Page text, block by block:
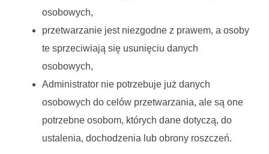
osobowych,
przetwarzanie jest niezgodne z prawem, a osoby
te sprzeciwiają się usunięciu danych
osobowych,
Administrator nie potrzebuje już danych
osobowych do celów przetwarzania, ale są one
potrzebne osobom, których dane dotyczą, do
ustalenia, dochodzenia lub obrony roszczeń.